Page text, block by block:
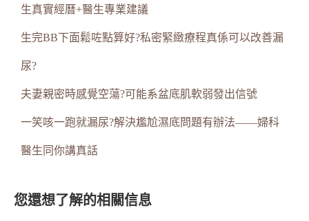
生真實經曆+醫生專業建議
生完BB下面鬆咗點算好?私密緊緻療程真係可以改善漏
尿?
夫妻親密時感覺空蕩?可能系盆底肌軟弱發出信號
一笑咳一跑就漏尿?解決尷尬濕底問題有辦法——婦科
醫生同你講真話
您還想了解的相關信息